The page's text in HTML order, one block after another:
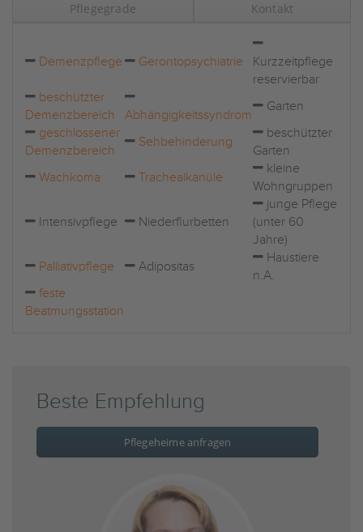
Pflegegrade Kontakt
Demenzpflege Gerontopsychiatrie
Kurzzeitpflege
reservierbar
beschützter
Demenzbereich
Abhängigkeitssyndrom
Garten
geschlossener
Demenzbereich
Sehbehinderung
beschützter
Garten
Wachkoma
Trachealkanüle
kleine
Wohngruppen
Intensivpflege Niederflurbetten
junge Pflege
(unter 60
Jahre)
Palliativpflege
Adipositas
Haustiere
n.A.
feste
Beatmungsstation
Beste Empfehlung
Pflegeheime anfragen